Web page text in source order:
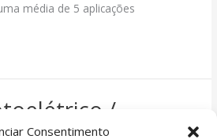
Consentimento
média de 5 aplicações
/